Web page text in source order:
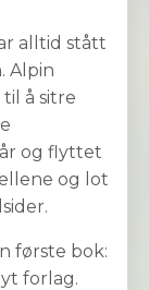
alltid stått
Alpin
å sitre
og flyttet
og lot
første bok:
forlag.